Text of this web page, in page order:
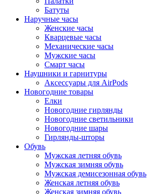
Батуты
Наручные часы
Женские часы
Кварцевые часы
Механические часы
Мужские часы
Смарт часы
Наушники и гарнитуры
Аксессуары для AirPods
Новогодние товары
Елки
Новогодние гирлянды
Новогодние светильники
Новогодние шары
Гирлянды-шторы
Обувь
Мужская летняя обувь
Мужская зимняя обувь
Мужская демисезонная обувь
Женская летняя обувь
Женская зимняя обувь